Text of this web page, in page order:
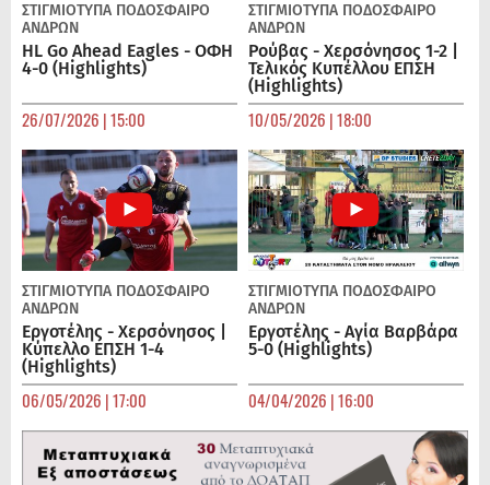
ΣΤΙΓΜΙΟΤΥΠΑ ΠΟΔΌΣΦΑΙΡΟ
ΑΝΔΡΏΝ
HL Go Ahead Eagles - ΟΦΗ
4-0 (Highlights)
26/07/2026 | 15:00
ΣΤΙΓΜΙΟΤΥΠΑ ΠΟΔΌΣΦΑΙΡΟ
ΑΝΔΡΏΝ
Ρούβας - Χερσόνησος 1-2 |
Τελικός Κυπέλλου ΕΠΣΗ
(Highlights)
10/05/2026 | 18:00
ΣΤΙΓΜΙΟΤΥΠΑ ΠΟΔΌΣΦΑΙΡΟ
ΑΝΔΡΏΝ
Εργοτέλης - Χερσόνησος |
Κύπελλο ΕΠΣΗ 1-4
(Highlights)
06/05/2026 | 17:00
ΣΤΙΓΜΙΟΤΥΠΑ ΠΟΔΌΣΦΑΙΡΟ
ΑΝΔΡΏΝ
Εργοτέλης - Αγία Βαρβάρα
5-0 (Highlights)
04/04/2026 | 16:00